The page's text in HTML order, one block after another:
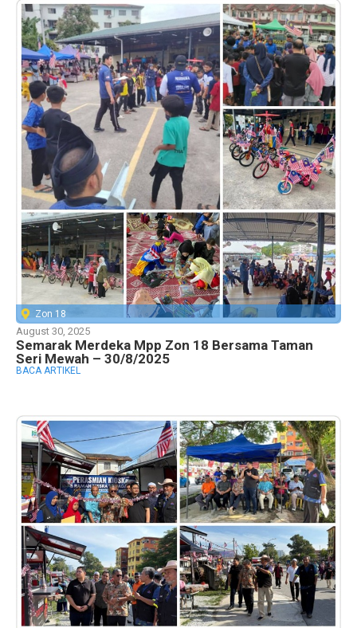
Zon 18
August 30, 2025
Semarak Merdeka Mpp Zon 18 Bersama Taman
Seri Mewah – 30/8/2025
BACA ARTIKEL